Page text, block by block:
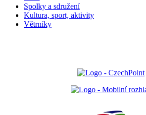
Spolky a sdružení
Kultura, sport, aktivity
Větrníky